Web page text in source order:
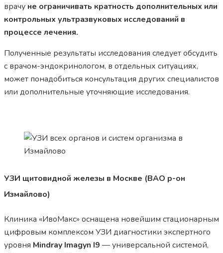
врачу не ограничивать кратность дополнительных или
контрольных ультразвуковых исследований в
процессе лечения.
Полученные результаты исследования следует обсудить
с врачом-эндокринологом, в отдельных ситуациях,
может понадобиться консультация других специалистов
или дополнительные уточняющие исследования.
УЗИ щитовидной железы в Москве (ВАО р-он
Измайлово)
Клиника «ИвоМакс» оснащена новейшим стационарным
цифровым комплексом УЗИ диагностики экспертного
уровня Mindray Imagyn I9 — универсальной системой,